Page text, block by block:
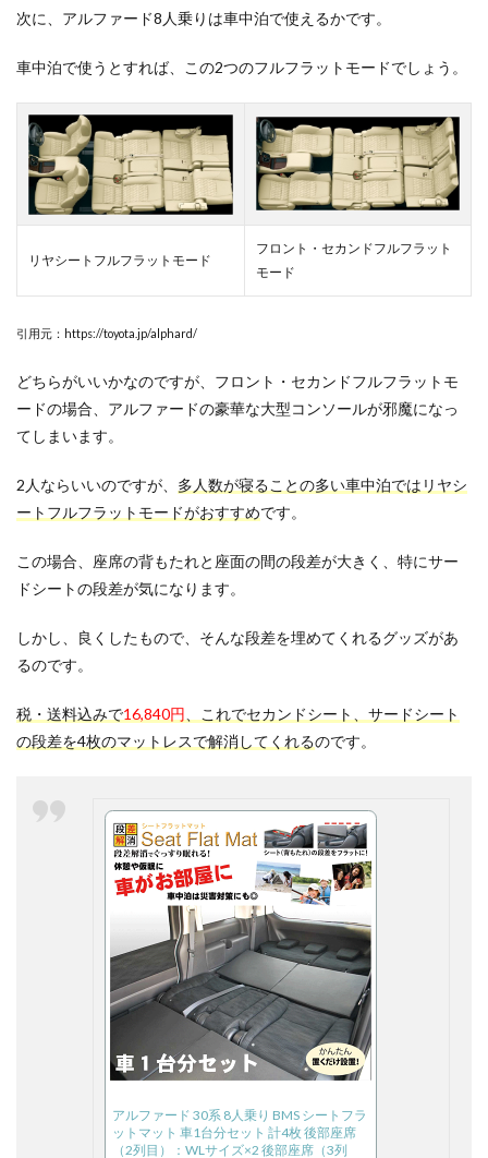
次に、アルファード8人乗りは車中泊で使えるかです。
車中泊で使うとすれば、この2つのフルフラットモードでしょう。
リヤシートフルフラットモード
フロント・セカンドフルフラット
モード
引用元：https://toyota.jp/alphard/
どちらがいいかなのですが、フロント・セカンドフルフラットモ
ードの場合、アルファードの豪華な大型コンソールが邪魔になっ
てしまいます。
2人ならいいのですが、 多人数が寝ることの多い車中泊ではリヤシ
ートフルフラットモードがおすすめです。
この場合、座席の背もたれと座面の間の段差が大きく、特にサー
ドシートの段差が気になります。
しかし、良くしたもので、そんな段差を埋めてくれるグッズがあ
るのです。
税・送料込みで16,840円 、これでセカンドシート、サードシート
の段差を4枚のマットレスで解消してくれるのです。
アルファード 30系 8人乗り BMS シートフラ
ットマット 車1台分セット 計4枚 後部座席
（2列目）：WLサイズ×2 後部座席（3列